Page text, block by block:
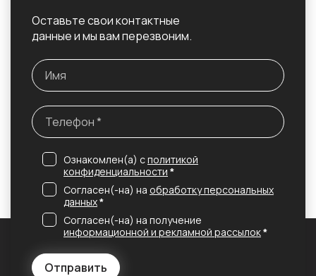
Оставьте свои контактные
данные и мы вам перезвоним.
Отправить
Ознакомлен(а) сполитикой
конфиденциальности *
Согласен(-на) на обработку персональных
данных*
Согласен(-на) на получение
информационной и рекламной рассылок*